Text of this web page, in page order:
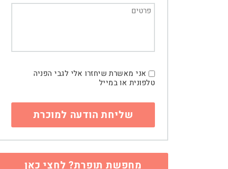
אני מאשרת שיחזרו אלי לגבי הפניה
טלפונית או במייל
מחפשת תופרת? לחצי כאן